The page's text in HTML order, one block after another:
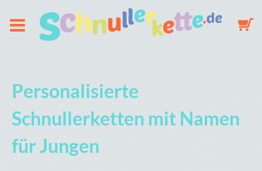
Schnullerkette
Schlüsselanhänger
Personalisierte
Schnullerketten mit Namen
für Jungen